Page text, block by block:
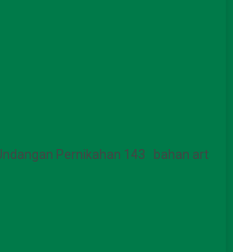
Pernikahan 143 bahan art